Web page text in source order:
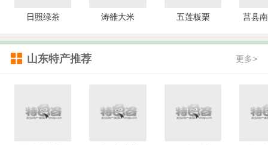
日照绿茶 涛雒大米 五莲板栗 莒县
山东特产推荐 更多>